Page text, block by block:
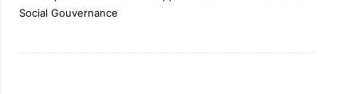
Social Gouvernance